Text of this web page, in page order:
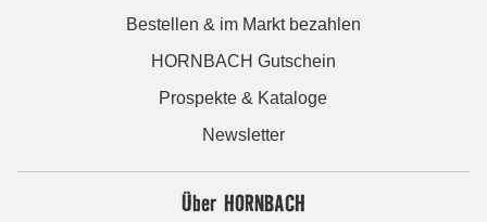
Bestellen & im Markt bezahlen
HORNBACH Gutschein
Prospekte & Kataloge
Newsletter
Über HORNBACH